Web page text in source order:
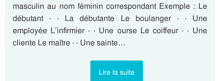
masculin au nom féminin correspondant Exemple : Le
débutant · · La débutante Le boulanger · · Une
employée L’infirmier · · Une ourse Le coiffeur · · Une
cliente Le maître · · Une sainte…
Lire la suite